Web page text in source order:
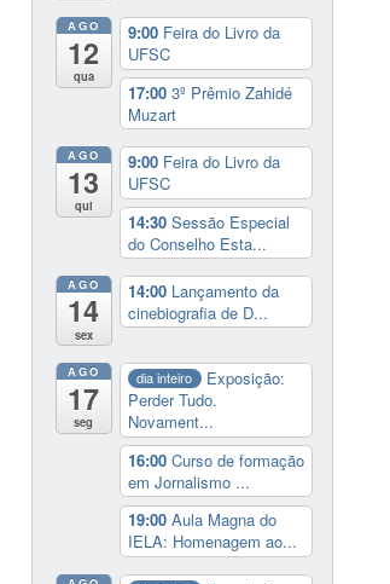
AGO
12
qua
9:00 Feira do Livro da
UFSC
17:00 3º Prêmio Zahidé
Muzart
AGO
13
qui
9:00 Feira do Livro da
UFSC
14:30 Sessão Especial
do Conselho Esta...
AGO
14
sex
14:00 Lançamento da
cinebiografia de D...
AGO
17
seg
dia inteiro
Exposição:
Perder Tudo.
Novament...
16:00 Curso de formação
em Jornalismo ...
19:00 Aula Magna do
IELA: Homenagem ao...